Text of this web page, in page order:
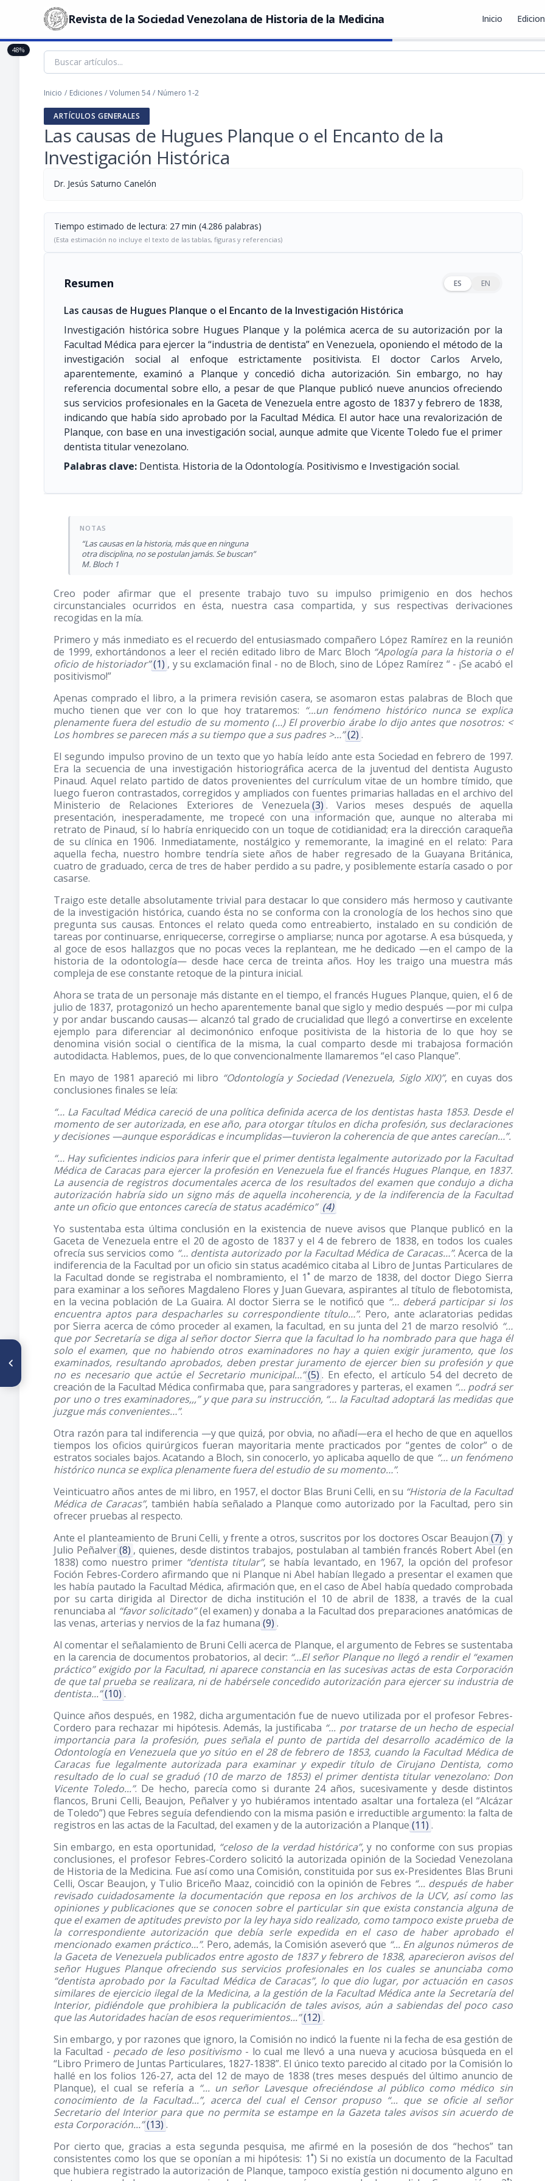
Revista de la Sociedad Venezolana de Historia de la Medicina Inicio
Inicio / Ediciones / Volumen 54 / Número 1-2
ARTÍCULOS GENERALES
Las causas de Hugues Planque o el Encanto de la
Investigación Histórica
Dr. Jesús Saturno Canelón
Tiempo estimado de lectura: 27 min (4.286 palabras)
(Esta estimación no incluye el texto de las tablas, figuras y referencias)
Resumen ES EN
Las causas de Hugues Planque o el Encanto de la Investigación Histórica
Investigación histórica sobre Hugues Planque y la polémica acerca de su autorización por la
Facultad Médica para ejercer la “industria de dentista” en Venezuela, oponiendo el método de la
investigación social al enfoque estrictamente positivista. El doctor Carlos Arvelo,
aparentemente, examinó a Planque y concedió dicha autorización. Sin embargo, no hay
referencia documental sobre ello, a pesar de que Planque publicó nueve anuncios ofreciendo
sus servicios profesionales en la Gaceta de Venezuela entre agosto de 1837 y febrero de 1838,
indicando que había sido aprobado por la Facultad Médica. El autor hace una revalorización de
Planque, con base en una investigación social, aunque admite que Vicente Toledo fue el primer
dentista titular venezolano.
Palabras clave: Dentista. Historia de la Odontología. Positivismo e Investigación social.
“Las causas en la historia, más que en ninguna
otra disciplina, no se postulan jamás. Se buscan”
M. Bloch 1
Creo poder afirmar que el presente trabajo tuvo su impulso primigenio en dos hechos
circunstanciales ocurridos en ésta, nuestra casa compartida, y sus respectivas derivaciones
recogidas en la mía.
Primero y más inmediato es el recuerdo del entusiasmado compañero López Ramírez en la reunión
de 1999, exhortándonos a leer el recién editado libro de Marc Bloch “Apología para la historia o el
oficio de historiador”(1) , y su exclamación final - no de Bloch, sino de López Ramírez “ - ¡Se acabó el
positivismo!”
Apenas comprado el libro, a la primera revisión casera, se asomaron estas palabras de Bloch que
mucho tienen que ver con lo que hoy trataremos: “...un fenómeno histórico nunca se explica
plenamente fuera del estudio de su momento (…) El proverbio árabe lo dijo antes que nosotros: <
Los hombres se parecen más a su tiempo que a sus padres >…”(2) .
El segundo impulso provino de un texto que yo había leído ante esta Sociedad en febrero de 1997.
Era la secuencia de una investigación historiográfica acerca de la juventud del dentista Augusto
Pinaud. Aquel relato partido de datos provenientes del currículum vitae de un hombre tímido, que
luego fueron contrastados, corregidos y ampliados con fuentes primarias halladas en el archivo del
Ministerio de Relaciones Exteriores de Venezuela (3) . Varios meses después de aquella
presentación, inesperadamente, me tropecé con una información que, aunque no alteraba mi
retrato de Pinaud, sí lo habría enriquecido con un toque de cotidianidad; era la dirección caraqueña
de su clínica en 1906. Inmediatamente, nostálgico y rememorante, la imaginé en el relato: Para
aquella fecha, nuestro hombre tendría siete años de haber regresado de la Guayana Británica,
cuatro de graduado, cerca de tres de haber perdido a su padre, y posiblemente estaría casado o por
casarse.
Traigo este detalle absolutamente trivial para destacar lo que considero más hermoso y cautivante
de la investigación histórica, cuando ésta no se conforma con la cronología de los hechos sino que
pregunta sus causas. Entonces el relato queda como entreabierto, instalado en su condición de
tareas por continuarse, enriquecerse, corregirse o ampliarse; nunca por agotarse. A esa búsqueda, y
al goce de esos hallazgos que no pocas veces la replantean, me he dedicado —en el campo de la
historia de la odontología— desde hace cerca de treinta años. Hoy les traigo una muestra más
compleja de ese constante retoque de la pintura inicial.
Ahora se trata de un personaje más distante en el tiempo, el francés Hugues Planque, quien, el 6 de
julio de 1837, protagonizó un hecho aparentemente banal que siglo y medio después —por mi culpa
y por andar buscando causas— alcanzó tal grado de crucialidad que llegó a convertirse en excelente
ejemplo para diferenciar al decimonónico enfoque positivista de la historia de lo que hoy se
denomina visión social o científica de la misma, la cual comparto desde mi trabajosa formación
autodidacta. Hablemos, pues, de lo que convencionalmente llamaremos “el caso Planque”.
En mayo de 1981 apareció mi libro “Odontología y Sociedad (Venezuela, Siglo XIX)”, en cuyas dos
conclusiones finales se leía:
“… La Facultad Médica careció de una política definida acerca de los dentistas hasta 1853. Desde el
momento de ser autorizada, en ese año, para otorgar títulos en dicha profesión, sus declaraciones
y decisiones —aunque esporádicas e incumplidas—tuvieron la coherencia de que antes carecían…”.
“… Hay suficientes indicios para inferir que el primer dentista legalmente autorizado por la Facultad
Médica de Caracas para ejercer la profesión en Venezuela fue el francés Hugues Planque, en 1837.
La ausencia de registros documentales acerca de los resultados del examen que condujo a dicha
autorización habría sido un signo más de aquella incoherencia, y de la indiferencia de la Facultad
ante un oficio que entonces carecía de status académico” (4)
Yo sustentaba esta última conclusión en la existencia de nueve avisos que Planque publicó en la
Gaceta de Venezuela entre el 20 de agosto de 1837 y el 4 de febrero de 1838, en todos los cuales
ofrecía sus servicios como “… dentista autorizado por la Facultad Médica de Caracas…”. Acerca de la
indiferencia de la Facultad por un oficio sin status académico citaba al Libro de Juntas Particulares de
la Facultad donde se registraba el nombramiento, el 1˚ de marzo de 1838, del doctor Diego Sierra
para examinar a los señores Magdaleno Flores y Juan Guevara, aspirantes al título de flebotomista,
en la vecina población de La Guaira. Al doctor Sierra se le notificó que “… deberá participar si los
encuentra aptos para despacharles su correspondiente título…”. Pero, ante aclaratorias pedidas
por Sierra acerca de cómo proceder al examen, la facultad, en su junta del 21 de marzo resolvió “…
que por Secretaría se diga al señor doctor Sierra que la facultad lo ha nombrado para que haga él
solo el examen, que no habiendo otros examinadores no hay a quien exigir juramento, que los
examinados, resultando aprobados, deben prestar juramento de ejercer bien su profesión y que
no es necesario que actúe el Secretario municipal…”(5) . En efecto, el artículo 54 del decreto de
creación de la Facultad Médica confirmaba que, para sangradores y parteras, el examen “… podrá ser
por uno o tres examinadores,,,” y que para su instrucción, “… la Facultad adoptará las medidas que
juzgue más convenientes…”.
Otra razón para tal indiferencia —y que quizá, por obvia, no añadí—era el hecho de que en aquellos
tiempos los oficios quirúrgicos fueran mayoritaria mente practicados por “gentes de color” o de
estratos sociales bajos. Acatando a Bloch, sin conocerlo, yo aplicaba aquello de que “… un fenómeno
histórico nunca se explica plenamente fuera del estudio de su momento…”.
Veinticuatro años antes de mi libro, en 1957, el doctor Blas Bruni Celli, en su “Historia de la Facultad
Médica de Caracas”, también había señalado a Planque como autorizado por la Facultad, pero sin
ofrecer pruebas al respecto.
Ante el planteamiento de Bruni Celli, y frente a otros, suscritos por los doctores Oscar Beaujon (7) y
Julio Peñalver(8) , quienes, desde distintos trabajos, postulaban al también francés Robert Abel (en
1838) como nuestro primer “dentista titular”, se había levantado, en 1967, la opción del profesor
Foción Febres-Cordero afirmando que ni Planque ni Abel habían llegado a presentar el examen que
les había pautado la Facultad Médica, afirmación que, en el caso de Abel había quedado comprobada
por su carta dirigida al Director de dicha institución el 10 de abril de 1838, a través de la cual
renunciaba al “favor solicitado”(el examen) y donaba a la Facultad dos preparaciones anatómicas de
las venas, arterias y nervios de la faz humana (9) .
Al comentar el señalamiento de Bruni Celli acerca de Planque, el argumento de Febres se sustentaba
en la carencia de documentos probatorios, al decir: “...El señor Planque no llegó a rendir el “examen
práctico” exigido por la Facultad, ni aparece constancia en las sucesivas actas de esta Corporación
de que tal prueba se realizara, ni de habérsele concedido autorización para ejercer su industria de
dentista...”(10) .
Quince años después, en 1982, dicha argumentación fue de nuevo utilizada por el profesor Febres-
Cordero para rechazar mi hipótesis. Además, la justificaba “... por tratarse de un hecho de especial
importancia para la profesión, pues señala el punto de partida del desarrollo académico de la
Odontología en Venezuela que yo sitúo en el 28 de febrero de 1853, cuando la Facultad Médica de
Caracas fue legalmente autorizada para examinar y expedir título de Cirujano Dentista, como
resultado de lo cual se graduó (10 de marzo de 1853) el primer dentista titular venezolano: Don
Vicente Toledo...”. De hecho, parecía como si durante 24 años, sucesivamente y desde distintos
flancos, Bruni Celli, Beaujon, Peñalver y yo hubiéramos intentado asaltar una fortaleza (el “Alcázar
de Toledo”) que Febres seguía defendiendo con la misma pasión e irreductible argumento: la falta de
registros en las actas de la Facultad, del examen y de la autorización a Planque (11) .
Sin embargo, en esta oportunidad, “celoso de la verdad histórica”, y no conforme con sus propias
conclusiones, el profesor Febres-Cordero solicitó la autorizada opinión de la Sociedad Venezolana
de Historia de la Medicina. Fue así como una Comisión, constituida por sus ex-Presidentes Blas Bruni
Celli, Oscar Beaujon, y Tulio Briceño Maaz, coincidió con la opinión de Febres “... después de haber
revisado cuidadosamente la documentación que reposa en los archivos de la UCV, así como las
opiniones y publicaciones que se conocen sobre el particular sin que exista constancia alguna de
que el examen de aptitudes previsto por la ley haya sido realizado, como tampoco existe prueba de
la correspondiente autorización que debía serle expedida en el caso de haber aprobado el
mencionado examen práctico...”. Pero, además, la Comisión aseveró que “... En algunos números de
la Gaceta de Venezuela publicados entre agosto de 1837 y febrero de 1838, aparecieron avisos del
señor Hugues Planque ofreciendo sus servicios profesionales en los cuales se anunciaba como
“dentista aprobado por la Facultad Médica de Caracas”, lo que dio lugar, por actuación en casos
similares de ejercicio ilegal de la Medicina, a la gestión de la Facultad Médica ante la Secretaría del
Interior, pidiéndole que prohibiera la publicación de tales avisos, aún a sabiendas del poco caso
que las Autoridades hacían de esos requerimientos...”(12) .
Sin embargo, y por razones que ignoro, la Comisión no indicó la fuente ni la fecha de esa gestión de
la Facultad - pecado de leso positivismo- lo cual me llevó a una nueva y acuciosa búsqueda en el
“Libro Primero de Juntas Particulares, 1827-1838”. El único texto parecido al citado por la Comisión lo
hallé en los folios 126-27, acta del 12 de mayo de 1838 (tres meses después del último anuncio de
Planque), el cual se refería a “... un señor Lavesque ofreciéndose al público como médico sin
conocimiento de la Facultad...”, acerca del cual el Censor propuso “... que se oficie al señor
Secretario del Interior para que no permita se estampe en la Gazeta tales avisos sin acuerdo de
esta Corporación...”(13) .
Por cierto que, gracias a esta segunda pesquisa, me afirmé en la posesión de dos “hechos” tan
consistentes como los que se oponían a mi hipótesis: 1˚) Si no existía un documento de la Facultad
que hubiera registrado la autorización de Planque, tampoco existía gestión ni documento alguno en
48%
ARTÍCULO ANTERIOR
Abordaje epistemológico
sobre la atención de la salud
en el medio laboral